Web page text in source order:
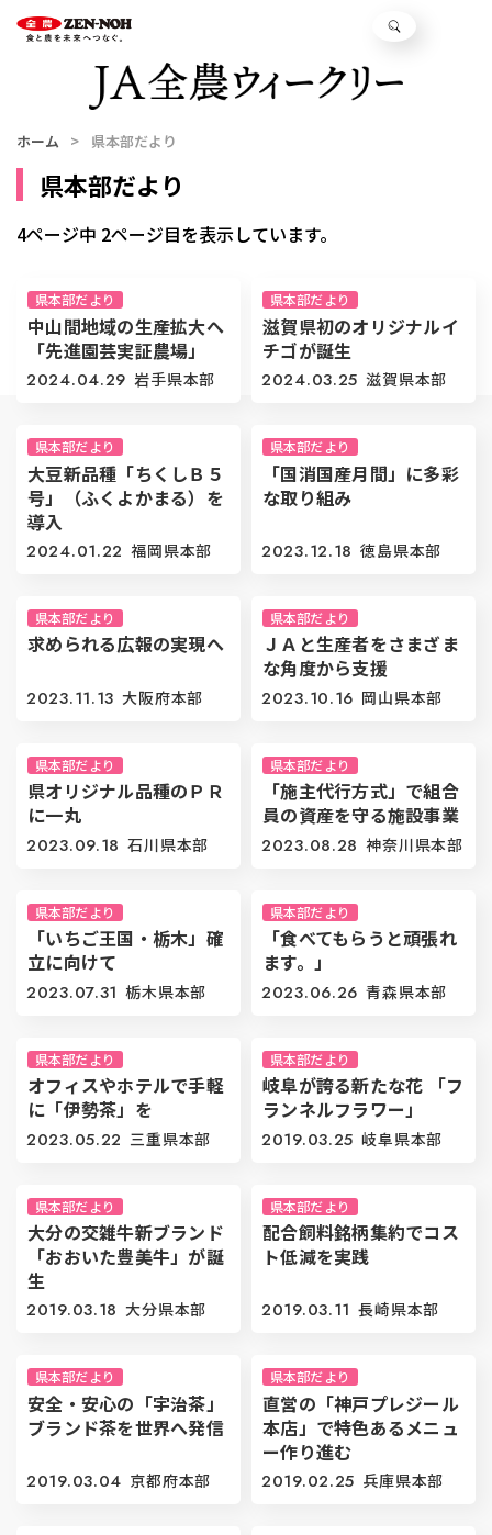
ホーム 県本部だより
県本部だより
4ページ中 2ページ目を表示しています。
県本部だより
中山間地域の生産拡大へ
「先進園芸実証農場」
2024.04.29 岩手県本部
県本部だより
滋賀県初のオリジナルイ
チゴが誕生
2024.03.25 滋賀県本部
県本部だより
大豆新品種「ちくしＢ５
号」（ふくよかまる）を
導入
2024.01.22 福岡県本部
県本部だより
「国消国産月間」に多彩
な取り組み
2023.12.18 徳島県本部
県本部だより
求められる広報の実現へ
2023.11.13 大阪府本部
県本部だより
ＪＡと生産者をさまざま
な角度から支援
2023.10.16 岡山県本部
県本部だより
県オリジナル品種のＰＲ
に一丸
2023.09.18 石川県本部
県本部だより
「施主代行方式」で組合
員の資産を守る施設事業
2023.08.28 神奈川県本部
県本部だより
「いちご王国・栃木」確
立に向けて
2023.07.31 栃木県本部
県本部だより
「食べてもらうと頑張れ
ます。」
2023.06.26 青森県本部
県本部だより
オフィスやホテルで手軽
に「伊勢茶」を
2023.05.22 三重県本部
県本部だより
岐阜が誇る新たな花 「フ
ランネルフラワー」
2019.03.25 岐阜県本部
県本部だより
大分の交雑牛新ブランド
「おおいた豊美牛」が誕
生
2019.03.18 大分県本部
県本部だより
配合飼料銘柄集約でコス
ト低減を実践
2019.03.11 長崎県本部
県本部だより
安全・安心の「宇治茶」
ブランド茶を世界へ発信
2019.03.04 京都府本部
県本部だより
直営の「神戸プレジール
本店」で特色あるメニュ
ー作り進む
2019.02.25 兵庫県本部